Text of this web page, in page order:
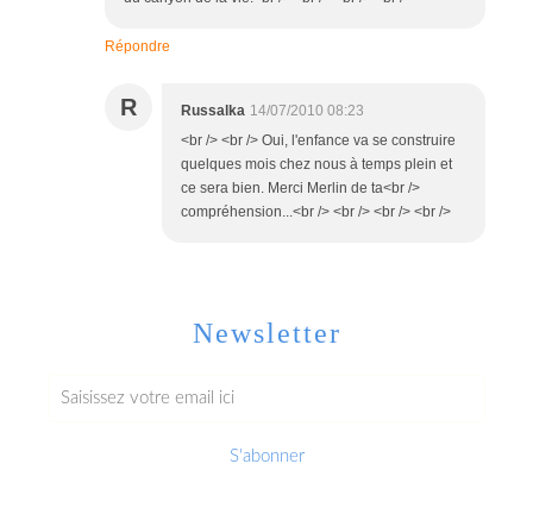
Répondre
R Russalka 14/07/2010 08:23
<br /> <br /> Oui, l'enfance va se construire
quelques mois chez nous à temps plein et
ce sera bien. Merci Merlin de ta<br />
compréhension...<br /> <br /> <br /> <br />
Newsletter